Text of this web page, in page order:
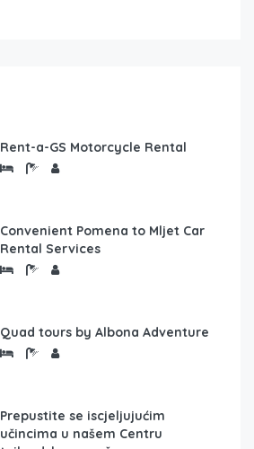
Rent-a-GS Motorcycle Rental
Convenient Pomena to Mljet Car
Rental Services
Quad tours by Albona Adventure
Prepustite se iscjeljujućim
učincima u našem Centru